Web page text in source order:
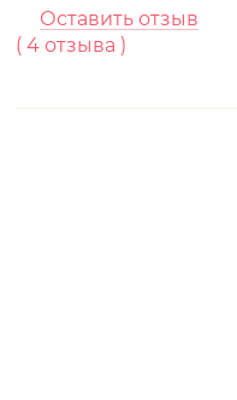
Оставить отзыв
(4 отзывa )